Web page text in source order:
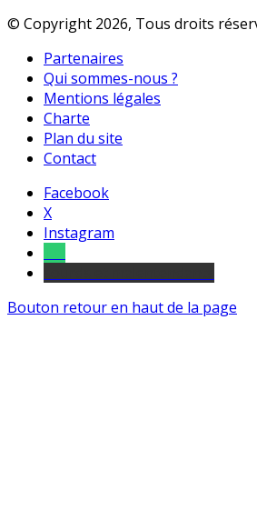
© Copyright 2026, Tous droits
Partenaires
Qui sommes-nous ?
Mentions légales
Charte
Plan du site
Contact
Facebook
X
Instagram
Bouton retour en haut de la page